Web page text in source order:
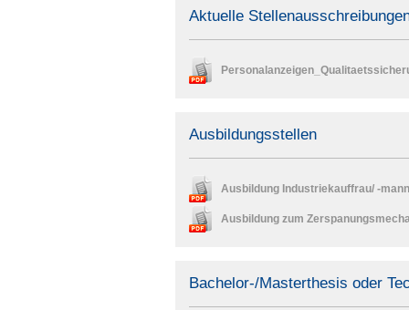
Aktuelle
Ausbildungsstellen
Ausbildung Industriekauffrau/ -
Ausbildung zum
Bachelor-/Masterthesis oder